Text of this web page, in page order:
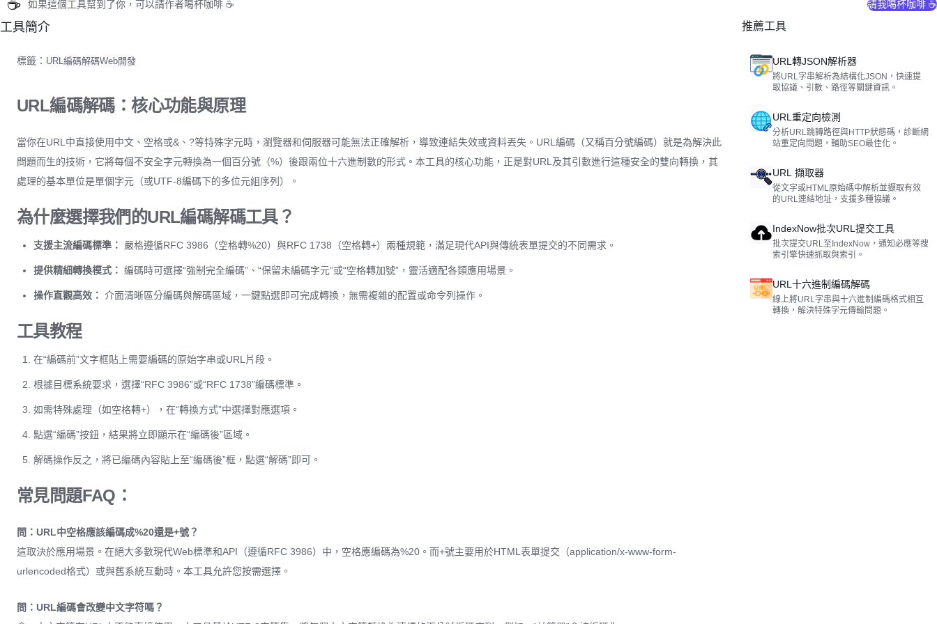
☕ 如果這個工具幫到了你，可以請作者喝杯咖啡 ☕ 請我喝杯咖啡 ☕
工具簡介
標籤： URL編碼解碼Web開發
URL編碼解碼：核心功能與原理
當你在URL中直接使用中文、空格或&、?等特殊字元時，瀏覽器和伺服器可能無法正確解析，導致連結失效或資料丟失。URL編碼（又稱百分號編碼）就是為解決此
問題而生的技術，它將每個不安全字元轉換為一個百分號（%）後跟兩位十六進制數的形式。本工具的核心功能，正是對URL及其引數進行這種安全的雙向轉換，其
處理的基本單位是單個字元（或UTF-8編碼下的多位元組序列）。
為什麼選擇我們的URL編碼解碼工具？
支援主流編碼標準： 嚴格遵循RFC 3986（空格轉%20）與RFC 1738（空格轉+）兩種規範，滿足現代API與傳統表單提交的不同需求。
提供精細轉換模式： 編碼時可選擇“強制完全編碼”、“保留未編碼字元”或“空格轉加號”，靈活適配各類應用場景。
操作直觀高效： 介面清晰區分編碼與解碼區域，一鍵點選即可完成轉換，無需複雜的配置或命令列操作。
工具教程
在“編碼前”文字框貼上需要編碼的原始字串或URL片段。
根據目標系統要求，選擇“RFC 3986”或“RFC 1738”編碼標準。
如需特殊處理（如空格轉+），在“轉換方式”中選擇對應選項。
點選“編碼”按鈕，結果將立即顯示在“編碼後”區域。
解碼操作反之，將已編碼內容貼上至“編碼後”框，點選“解碼”即可。
常見問題FAQ：
問：URL中空格應該編碼成%20還是+號？
這取決於應用場景。在絕大多數現代Web標準和API（遵循RFC 3986）中，空格應編碼為%20。而+號主要用於HTML表單提交（application/x-www-form-
urlencoded格式）或與舊系統互動時。本工具允許您按需選擇。
問：URL編碼會改變中文字符嗎？
推薦工具
URL轉JSON解析器
將URL字串解析為結構化JSON，快速提
取協議、引數、路徑等關鍵資訊。
URL重定向檢測
分析URL跳轉路徑與HTTP狀態碼，診斷網
站重定向問題，輔助SEO最佳化。
URL 擷取器
從文字或HTML原始碼中解析並擷取有效
的URL連結地址，支援多種協議。
IndexNow批次URL提交工具
批次提交URL至IndexNow，通知必應等搜
索引擎快速抓取與索引。
URL十六進制編碼解碼
線上將URL字串與十六進制編碼格式相互
轉換，解決特殊字元傳輸問題。